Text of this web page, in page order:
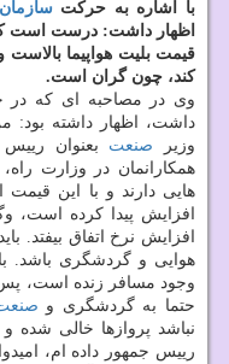
با اشاره به حركتسازمان
اظهار داشت: درست است كه
قیمت بلیت هواپیما بالاست
كند، چون گران است.
وی در مصاحبه ای كه در
داشت، اظهار داشته بود:
وزیر صنعت بعنوان رییس
همكارانمان در وزارت راه،
هایی دارند و با این
افزایش پیدا كرده است،
افزایش نرخ اتفاق بیفتد.
هوایی و گردشگری باشد. با
وجود مسافر زنده است،
حتما به گردشگری و
نباشد پروازها خالی شده
رییس جمهور داده ام،